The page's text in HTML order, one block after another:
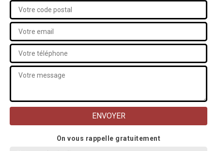
On vous rappelle gratuitement